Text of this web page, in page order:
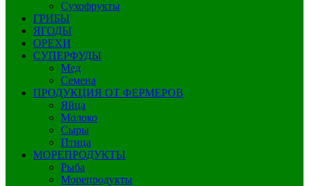
Сухофрукты
ГРИБЫ
ЯГОДЫ
ОРЕХИ
СУПЕРФУДЫ
Мед
Семена
ПРОДУКЦИЯ ОТ ФЕРМЕРОВ
Яйца
Молоко
Сыры
Птица
МОРЕПРОДУКТЫ
Рыба
Морепродукты